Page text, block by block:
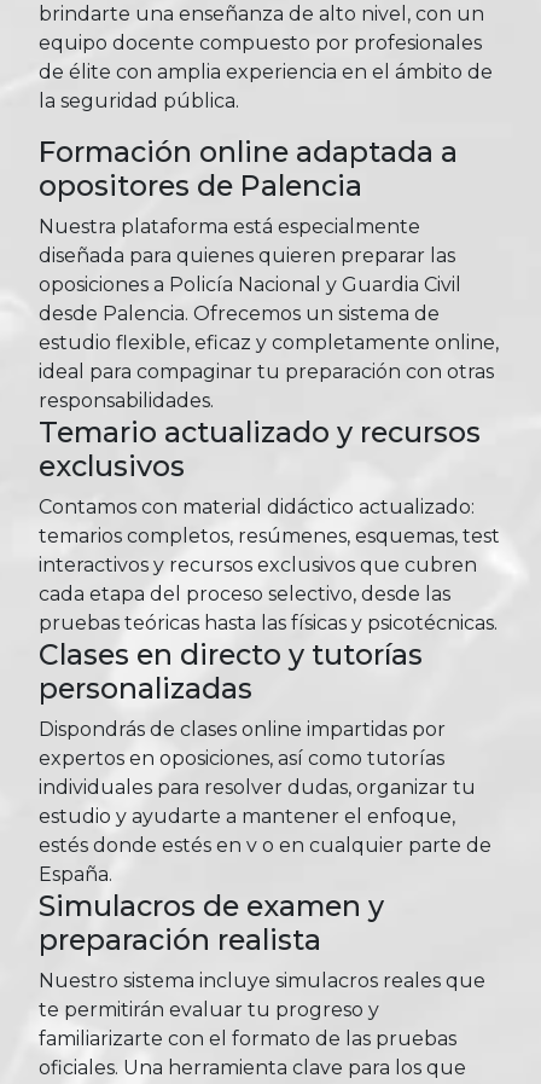
brindarte una enseñanza de alto nivel, con un
equipo docente compuesto por profesionales
de élite con amplia experiencia en el ámbito de
la seguridad pública.
Formación online adaptada a
opositores de Palencia
Nuestra plataforma está especialmente
diseñada para quienes quieren preparar las
oposiciones a Policía Nacional y Guardia Civil
desde Palencia. Ofrecemos un sistema de
estudio flexible, eficaz y completamente online,
ideal para compaginar tu preparación con otras
responsabilidades.
Temario actualizado y recursos
exclusivos
Contamos con material didáctico actualizado:
temarios completos, resúmenes, esquemas, test
interactivos y recursos exclusivos que cubren
cada etapa del proceso selectivo, desde las
pruebas teóricas hasta las físicas y psicotécnicas.
Clases en directo y tutorías
personalizadas
Dispondrás de clases online impartidas por
expertos en oposiciones, así como tutorías
individuales para resolver dudas, organizar tu
estudio y ayudarte a mantener el enfoque,
estés donde estés en v o en cualquier parte de
España.
Simulacros de examen y
preparación realista
Nuestro sistema incluye simulacros reales que
te permitirán evaluar tu progreso y
familiarizarte con el formato de las pruebas
oficiales. Una herramienta clave para los que